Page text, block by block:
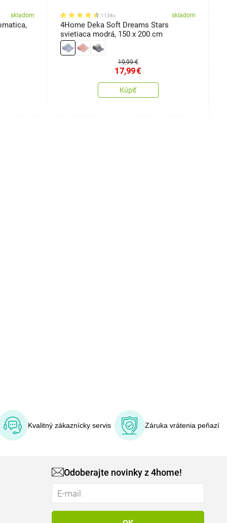
skladom 1138x skladom
4Home Deka Soft Dreams Stars
svietiaca modrá, 150 x 200 cm
19,99 €
17,99€
Kúpiť
Kvalitný zákaznícky servis Záruka vrátenia peňazí
Odoberajte novinky z 4home!